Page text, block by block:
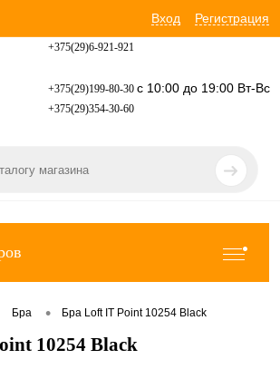
Вход Регистрация
+375(29)6-921-921
+375(29)199-80-30 с 10:00 до 19:00 Вт-Вс
+375(29)354-30-60
Бра • Бра Loft IT Point 10254 Black
10254 Black